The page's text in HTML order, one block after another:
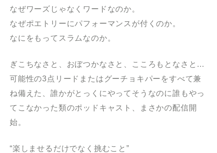
なぜワーズじゃなくワードなのか。
なぜポエトリーにパフォーマンスが付くのか。
なにをもってスラムなのか。
ぎこちなさと、おぼつかなさと、こころもとなさと…
可能性の3点リードまたはグーチョキパーをすべて兼
ね備えた、誰かがとっくにやってそうなのに誰もやっ
てこなかった類のポッドキャスト、まさかの配信開
始。
“楽しませるだけでなく挑むこと”